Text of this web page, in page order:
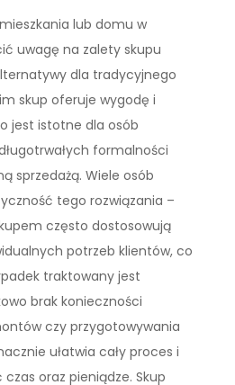
lub domu w
uwagę na zalety skupu
dla tradycyjnego
skup oferuje wygodę i
jest istotne dla osób
formalności
sprzedażą. Wiele osób
tego rozwiązania –
często dostosowują
potrzeb klientów, co
traktowany jest
brak konieczności
czy przygotowywania
ułatwia cały proces i
oraz pieniądze. Skup